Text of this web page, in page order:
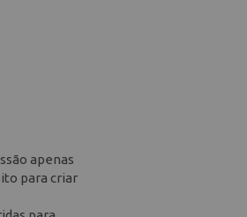
apenas
para criar